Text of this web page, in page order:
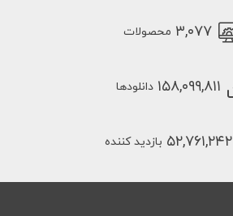
۳,۰۷۷ محصولات
۱۵۸,۰۹۹,۸۱۱ دانلودها
۵۲,۷۶۱,۲۴۲ بازدید کننده